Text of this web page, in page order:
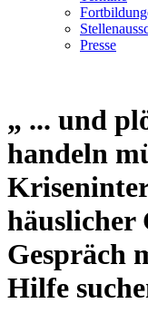
Presse
„ ... und
handeln
häuslicher
Gespräch
Hilfe